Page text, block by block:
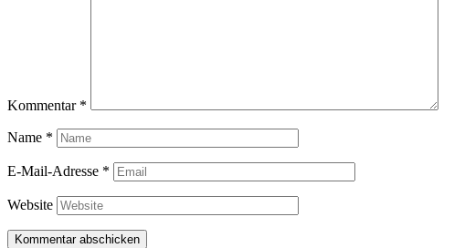
Kommentar *
Name *
E-Mail-Adresse *
Website